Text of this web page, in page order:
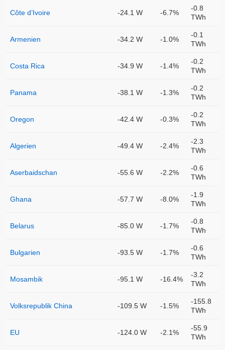
Côte d’Ivoire -24.1 W -6.7%
-0.8
TWh
Armenien -34.2 W -1.0%
-0.1
TWh
Costa Rica -34.9 W -1.4%
-0.2
TWh
Panama -38.1 W -1.3%
-0.2
TWh
Oregon -42.4 W -0.3%
-0.2
TWh
Algerien -49.4 W -2.4%
-2.3
TWh
Aserbaidschan -55.6 W -2.2%
-0.6
TWh
Ghana -57.7 W -8.0%
-1.9
TWh
Belarus -85.0 W -1.7%
-0.8
TWh
Bulgarien -93.5 W -1.7%
-0.6
TWh
Mosambik -95.1 W -16.4%
-3.2
TWh
Volksrepublik China -109.5 W -1.5%
-155.8
TWh
EU -124.0 W -2.1%
-55.9
TWh